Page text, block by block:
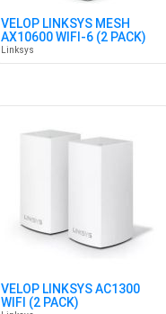
VELOP LINKSYS MESH
AX10600 WIFI-6 (2 PACK)
Linksys
VELOP LINKSYS AC1300
WIFI (2 PACK)